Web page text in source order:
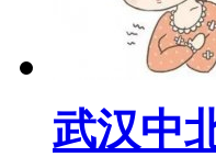
武汉中